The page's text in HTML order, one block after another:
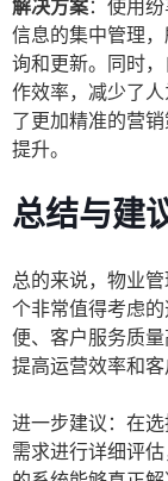
解决方案：使用
信息的集中管理
询和更新。同时
作效率，减少了
了更加精准的营
提升。
总结与建
总的来说，物业
个非常值得考虑
便、客户服务质
提高运营效率和客
进一步建议：在
需求进行详细评